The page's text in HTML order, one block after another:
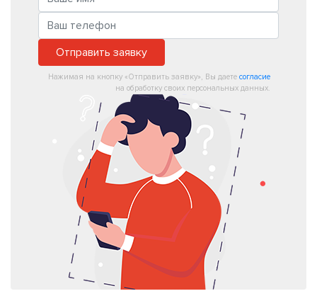
Отправить заявку
Нажимая на кнопку «Отправить заявку», Вы даете согласие
на обработку своих персональных данных.